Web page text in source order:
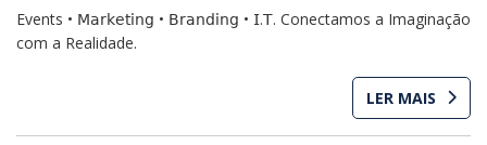
Events • 𝖬𝖺𝗋𝗄𝖾𝗍𝗂𝗇𝗀 • 𝖡𝗋𝖺𝗇𝖽𝗂𝗇𝗀 • 𝖨.𝖳. Conectamos a Imaginação
com a Realidade.
LER MAIS